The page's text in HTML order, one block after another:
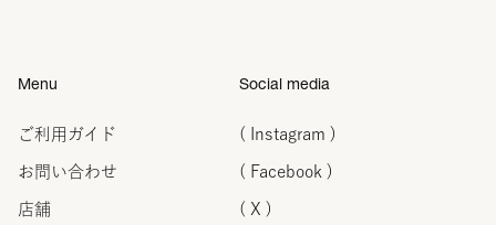
Menu
ご利用ガイド
お問い合わせ
店舗
Social media
( Instagram )
( Facebook )
( X )